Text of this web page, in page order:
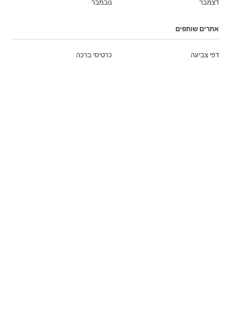
נובמבר
דצמבר
אתרים שותפים
כרטיסי ברכה דפי צביעה